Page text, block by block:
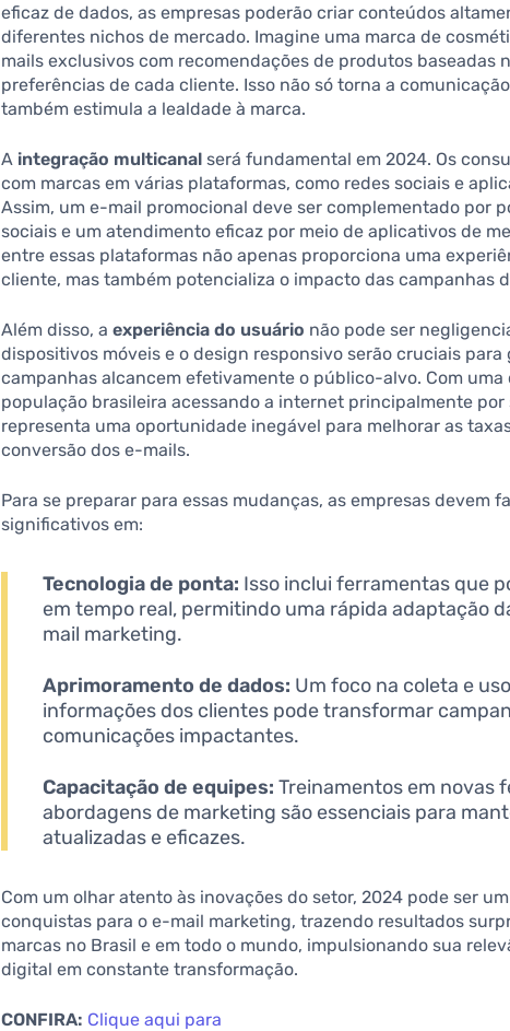
eficaz de dados, as empresas poderão criar conteúdos
diferentes nichos de mercado. Imagine uma marca de
mails exclusivos com recomendações de produtos baseadas
preferências de cada cliente. Isso não só torna a
também estimula a lealdade à marca.
A integração multicanal será fundamental em 2024. Os
com marcas em várias plataformas, como redes sociais e
Assim, um e-mail promocional deve ser complementado por
sociais e um atendimento eficaz por meio de aplicativos de
entre essas plataformas não apenas proporciona uma
cliente, mas também potencializa o impacto das campanhas
Além disso, aexperiência do usuário não pode ser
dispositivos móveis e o design responsivo serão cruciais para
campanhas alcancem efetivamente o público-alvo. Com uma
população brasileira acessando a internet principalmente por
representa uma oportunidade inegável para melhorar as
conversão dos e-mails.
Para se preparar para essas mudanças, as empresas devem
significativos em:
Tecnologia de ponta: Isso inclui ferramentas que
em tempo real, permitindo uma rápida adaptação
mail marketing.
Aprimoramento de dados: Um foco na coleta e
informações dos clientes pode transformar
comunicações impactantes.
Capacitação de equipes: Treinamentos em novas
abordagens de marketing são essenciais para
atualizadas e eficazes.
Com um olhar atento às inovações do setor, 2024 pode ser
conquistas para o e-mail marketing, trazendo resultados
marcas no Brasil e em todo o mundo, impulsionando sua
digital em constante transformação.
CONFIRA: Clique aqui para